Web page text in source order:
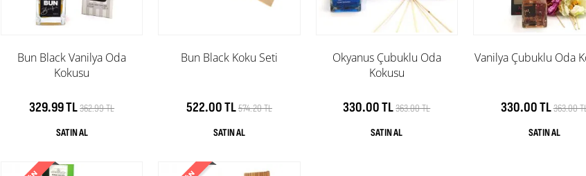
Bun Black Vanilya Oda
Kokusu
329.99 TL362.99 TL
Bun Black Koku Seti
522.00 TL574.20 TL
Okyanus Çubuklu Oda
Kokusu
330.00 TL363.00 TL
Vanilya Çubuklu Oda
330.00 TL363.00